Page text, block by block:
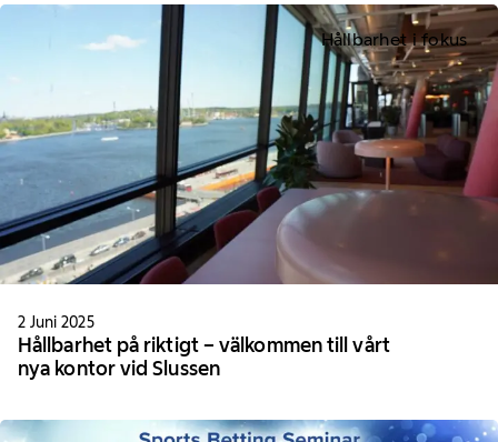
Hållbarhet i fokus
2 Juni 2025
Hållbarhet på riktigt – välkommen till vårt
nya kontor vid Slussen